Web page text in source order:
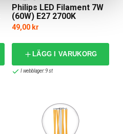
Philips LED Filament 7W
(60W) E27 2700K
49,00 kr
LÄGG I VARUKORG
I webblager: 9 st